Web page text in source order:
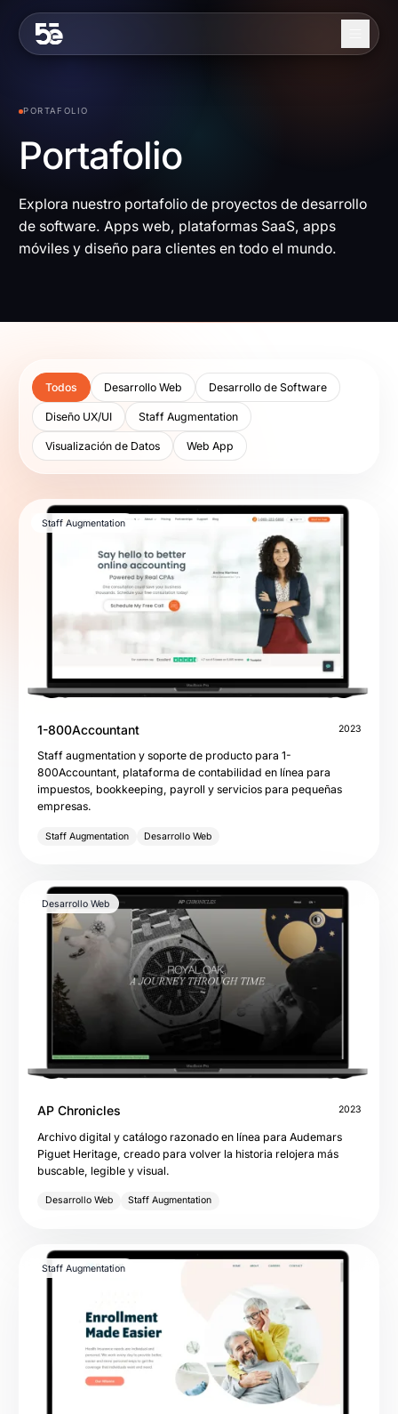
Industrias
Trabajo
Blog
Contáctanos
PORTAFOLIO
Portafolio
Explora nuestro portafolio de proyectos de desarrollo
de software. Apps web, plataformas SaaS, apps
móviles y diseño para clientes en todo el mundo.
Todos Desarrollo Web Desarrollo de Software
Diseño UX/UI Staff Augmentation
Visualización de Datos Web App
Staff Augmentation
1-800Accountant 2023
Staff augmentation y soporte de producto para 1-
800Accountant, plataforma de contabilidad en línea para
impuestos, bookkeeping, payroll y servicios para pequeñas
empresas.
Staff Augmentation Desarrollo Web
Desarrollo Web
AP Chronicles 2023
Archivo digital y catálogo razonado en línea para Audemars
Piguet Heritage, creado para volver la historia relojera más
buscable, legible y visual.
Desarrollo Web Staff Augmentation
Staff Augmentation